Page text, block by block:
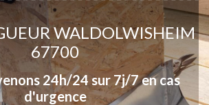
WALDOLWISHEIM
67700
24h/24 sur 7j/7 en cas
d'urgence